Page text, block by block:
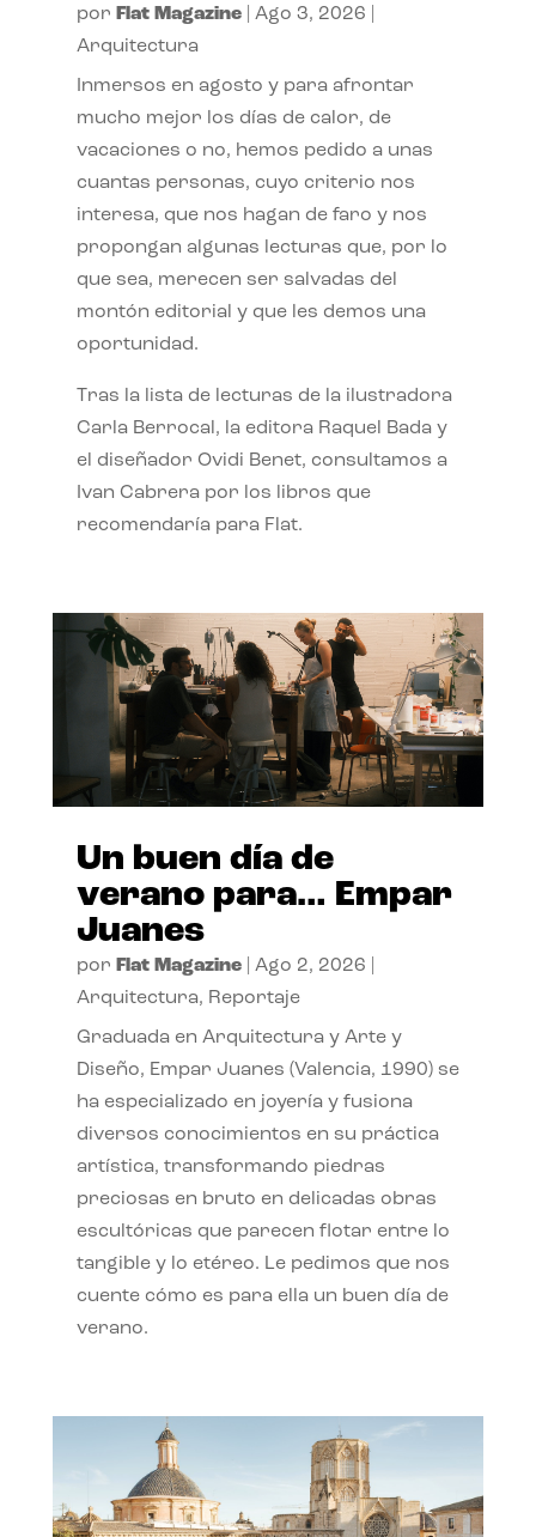
por Flat Magazine| Ago 3, 2026
Arquitectura
Inmersos en agosto y para afrontar
mucho mejor los días de calor, de
vacaciones o no, hemos pedido a unas
cuantas personas, cuyo criterio nos
interesa, que nos hagan de faro y nos
propongan algunas lecturas que, por lo
que sea, merecen ser salvadas del
montón editorial y que les demos una
oportunidad.
Tras la lista de lecturas de la ilustradora
Carla Berrocal, la editora Raquel Bada y
el diseñador Ovidi Benet, consultamos a
Ivan Cabrera por los libros que
recomendaría para Flat.
Un buen día de
verano para… Empar
Juanes
por Flat Magazine| Ago 2, 2026
Arquitectura, Reportaje
Graduada en Arquitectura y Arte y
Diseño, Empar Juanes (Valencia, 1990) se
ha especializado en joyería y fusiona
diversos conocimientos en su práctica
artística, transformando piedras
preciosas en bruto en delicadas obras
escultóricas que parecen flotar entre lo
tangible y lo etéreo. Le pedimos que nos
cuente cómo es para ella un buen día de
verano.